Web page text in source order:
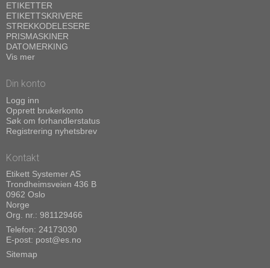
ETIKETTER
ETIKETTSKRIVERE
STREKKODELESERE
PRISMASKINER
DATOMERKING
Vis mer
Din konto
Logg inn
Opprett brukerkonto
Søk om forhandlerstatus
Registrering nyhetsbrev
Kontakt
Etikett Systemer AS
Trondheimsveien 436 B
0962 Oslo
Norge
Org. nr.: 981129466
Telefon: 24173030
E-post: post@es.no
Sitemap